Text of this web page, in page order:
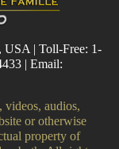
USA | Toll-Free: 1-
| Email:
videos, audios,
or otherwise
property of